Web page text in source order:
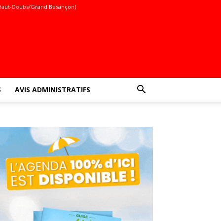
Doubs/Grand Besançon)
AVIS ADMINISTRATIFS